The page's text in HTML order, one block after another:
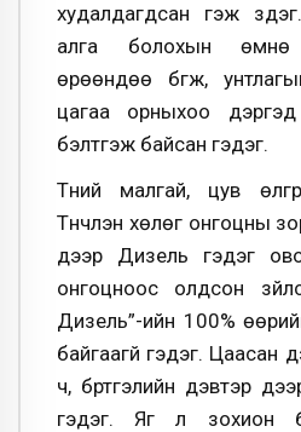
худалдагдсан гэж
алга болохын
өрөөндөө бүгж,
цагаа орныхоо
бэлтгэж байсан гэдэг.
Түүний малгай, цув
Түүнчлэн хөлөг онгоцны
дээр Дизель гэдэг
онгоцноос олдсон
Дизель”-ийн 100%
байгаагүй гэдэг. Цаасан
ч, бүртгэлийн дэвтэр
гэдэг. Яг л зохион